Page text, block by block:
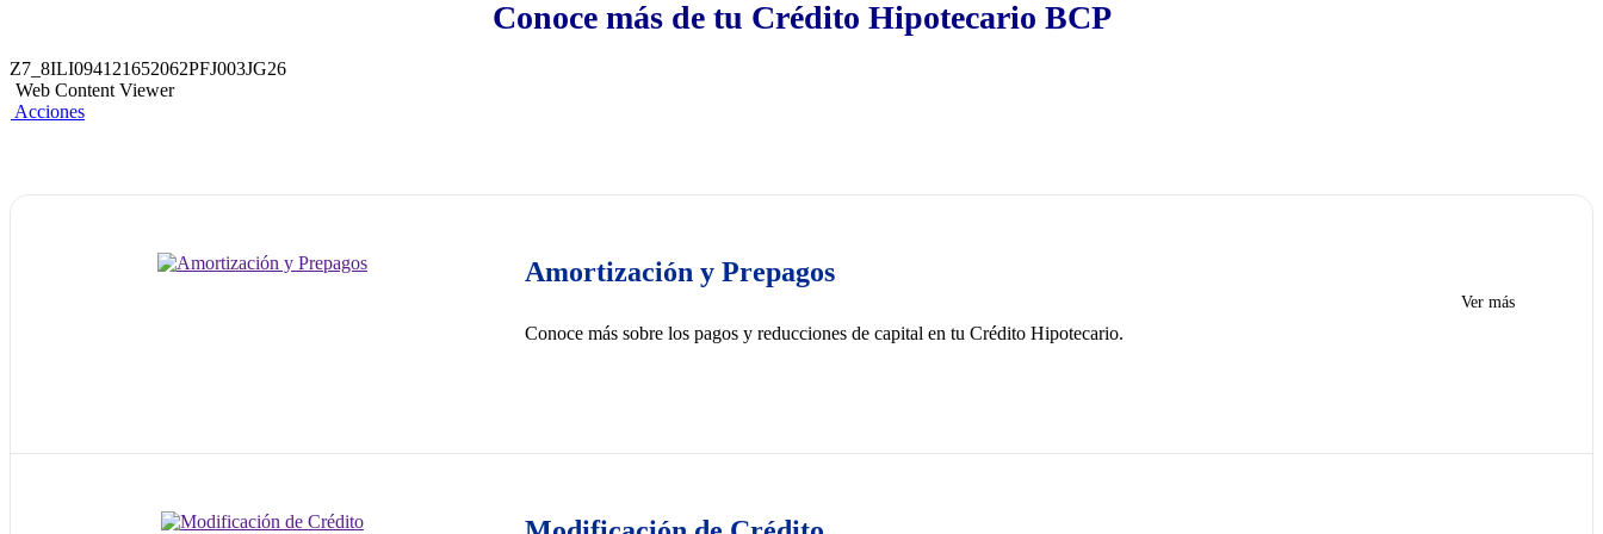
Conoce más de tu Crédito Hipotecario BCP
Z7_8ILI094121652062PFJ003JG26
Web Content Viewer
Acciones
Amortización y Prepagos
Conoce más sobre los pagos y reducciones de capital en tu Crédito Hipotecario.
Ver más